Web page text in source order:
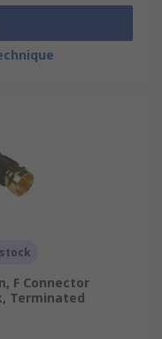
F Connector
Terminated